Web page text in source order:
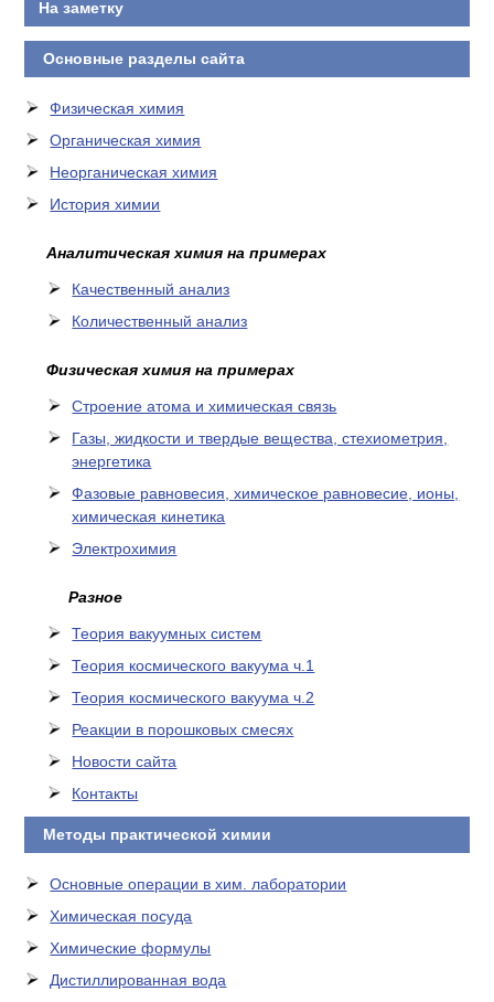
На заметку
Основные разделы сайта
Физическая химия
Органическая химия
Неорганическая химия
История химии
Аналитическая химия на примерах
Качественный анализ
Количественный анализ
Физическая химия на примерах
Cтроение атома и химическая связь
Газы, жидкости и твердые вещества, стехиометрия,
энергетика
Фазовые равновесия, химическое равновесие, ионы,
химическая кинетика
Электрохимия
Разное
Теория вакуумных систем
Теория космического вакуума ч.1
Теория космического вакуума ч.2
Реакции в порошковых смесях
Новости сайта
Контакты
Методы практической химии
Основные операции в хим. лаборатории
Химическая посуда
Химические формулы
Дистиллированная вода